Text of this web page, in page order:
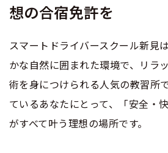
想の合宿免許を
スマートドライバースクール新見
かな自然に囲まれた環境で、リラ
術を身につけられる人気の教習所
ているあなたにとって、「安全・
がすべて叶う理想の場所です。